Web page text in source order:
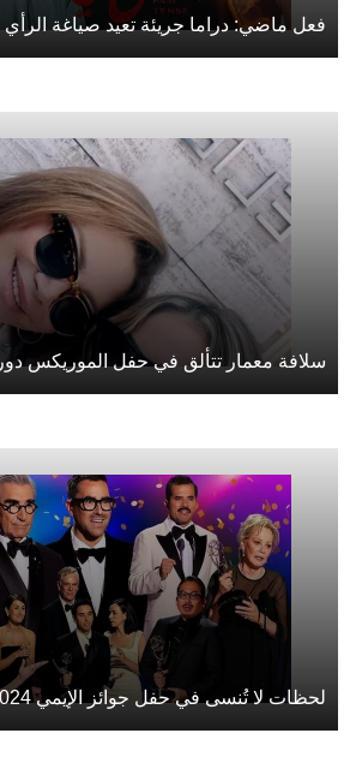
فعل ماضي: دراما جريئة تعيد صياغة الرأي
سلافة معمار تتألق في حفل الموريكس دور
لحظات لا تُنسى في حفل جوائز الإيمي 2024